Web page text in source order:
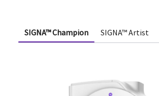
SIGNA™ Champion SIGNA™ Artist